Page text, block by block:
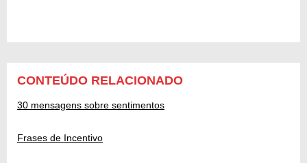
CONTEÚDO RELACIONADO
30 mensagens sobre sentimentos
Frases de Incentivo